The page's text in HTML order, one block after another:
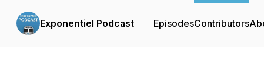
Exponentiel Podcast EpisodesContributors